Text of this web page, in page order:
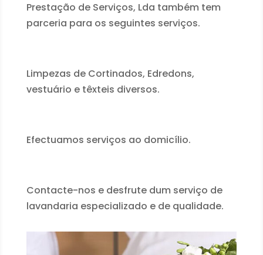
Prestação de Serviços, Lda também tem
parceria para os seguintes serviços.
Limpezas de Cortinados, Edredons,
vestuário e têxteis diversos.
Efectuamos serviços ao domicílio.
Contacte-nos e desfrute dum serviço de
lavandaria especializado e de qualidade.